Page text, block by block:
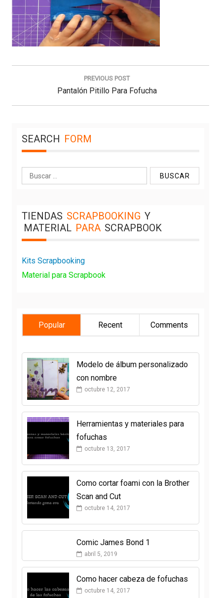
Navegación
PREVIOUS POST
Previous
Post:
Pantalón Pitillo Para Fofucha
SEARCH FORM
Buscar:
TIENDAS SCRAPBOOKING Y
MATERIAL PARA SCRAPBOOK
Kits Scrapbooking
Material para Scrapbook
Popular Recent Comments
Modelo de álbum personalizado
con nombre
octubre 12, 2017
Herramientas y materiales para
fofuchas
octubre 13, 2017
Como cortar foami con la Brother
Scan and Cut
octubre 14, 2017
Comic James Bond 1
abril 5, 2019
Como hacer cabeza de fofuchas
octubre 14, 2017